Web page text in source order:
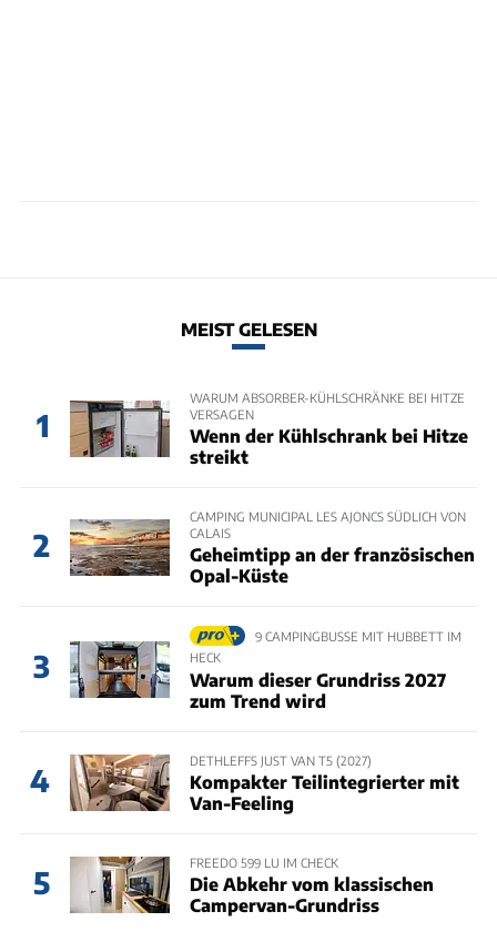
MEIST GELESEN
1
WARUM ABSORBER-KÜHLSCHRÄNKE BEI HITZE
VERSAGEN
Wenn der Kühlschrank bei Hitze
streikt
2
CAMPING MUNICIPAL LES AJONCS SÜDLICH VON
CALAIS
Geheimtipp an der französischen
Opal-Küste
3
9 CAMPINGBUSSE MIT HUBBETT IM
HECK
Warum dieser Grundriss 2027
zum Trend wird
4
DETHLEFFS JUST VAN T5 (2027)
Kompakter Teilintegrierter mit
Van-Feeling
5
FREEDO 599 LU IM CHECK
Die Abkehr vom klassischen
Campervan-Grundriss